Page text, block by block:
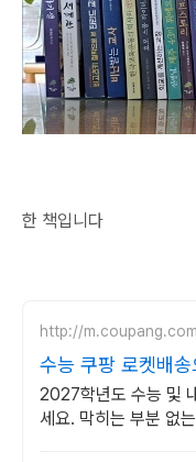
'살림터'
한 책입니다
http://m.coupang.com
수능 쿠팡 로켓배
2027학년도 수능 및
세요. 막히는 부분 없